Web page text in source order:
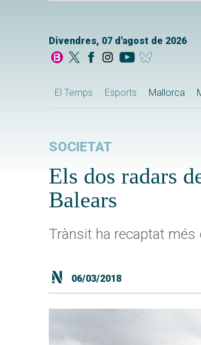
Divendres, 07 d'agost de 2026
El Temps Esports Mallorca
SOCIETAT
Els dos radars
Balears
Trànsit ha recaptat
06/03/2018